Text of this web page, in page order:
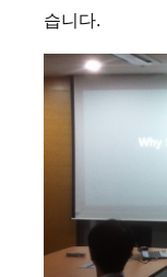
습니다.